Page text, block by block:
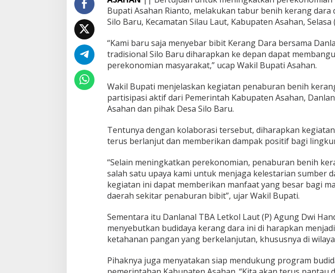
u
A
a
h
a
a
b
u
B
e
n
h
K
e
a
g
D
a
r
Bupati Asahan Rianto, melakukan tabur benih kerang dara
Silo Baru, Kecamatan Silau Laut, Kabupaten Asahan, Selasa
“Kami baru saja menyebar bibit Kerang Dara bersama
tradisional Silo Baru diharapkan ke depan dapat
perekonomian masyarakat,” ucap Wakil Bupati Asahan.
Wakil Bupati menjelaskan kegiatan penaburan benih
partisipasi aktif dari Pemerintah Kabupaten Asahan,
Asahan dan pihak Desa Silo Baru.
Tentunya dengan kolaborasi tersebut, diharapkan
terus berlanjut dan memberikan dampak positif bagi
“Selain meningkatkan perekonomian, penaburan benih
salah satu upaya kami untuk menjaga kelestarian sumber
kegiatan ini dapat memberikan manfaat yang besar bagi
daerah sekitar penaburan bibit”, ujar Wakil Bupati.
Sementara itu Danlanal TBA Letkol Laut (P) Agung Dwi
menyebutkan budidaya kerang dara ini di harapkan
ketahanan pangan yang berkelanjutan, khususnya di
Pihaknya juga menyatakan siap mendukung program